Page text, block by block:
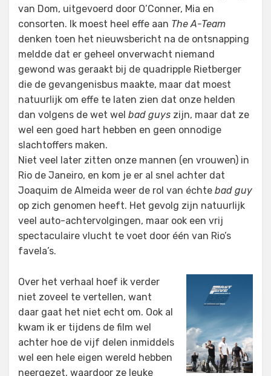
van Dom, uitgevoerd door O’Conner, Mia en
consorten. Ik moest heel effe aan The A-Team
denken toen het nieuwsbericht na de ontsnapping
meldde dat er geheel onverwacht niemand
gewond was geraakt bij de quadripple Rietberger
die de gevangenisbus maakte, maar dat moest
natuurlijk om effe te laten zien dat onze helden
dan volgens de wet wel bad guys zijn, maar dat ze
wel een goed hart hebben en geen onnodige
slachtoffers maken.
Niet veel later zitten onze mannen (en vrouwen) in
Rio de Janeiro, en kom je er al snel achter dat
Joaquim de Almeida weer de rol van échte bad guy
op zich genomen heeft. Het gevolg zijn natuurlijk
veel auto-achtervolgingen, maar ook een vrij
spectaculaire vlucht te voet door één van Rio’s
favela’s.
Over het verhaal hoef ik verder
niet zoveel te vertellen, want
daar gaat het niet echt om. Ook al
kwam ik er tijdens de film wel
achter hoe de vijf delen inmiddels
wel een hele eigen wereld hebben
neergezet, waardoor ze leuke